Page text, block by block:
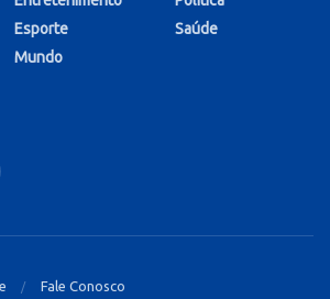
Esporte
Mundo
Saúde
Fale Conosco